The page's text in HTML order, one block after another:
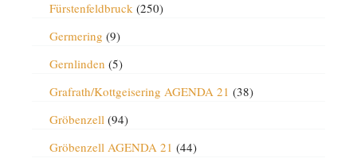
Fürstenfeldbruck(250)
Germering (9)
Gernlinden (5)
Grafrath/Kottgeisering AGENDA 21 (38)
Gröbenzell(94)
Gröbenzell AGENDA 21 (44)